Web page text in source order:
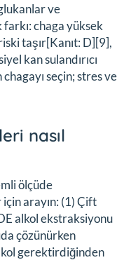
ve
chaga yüksek
taşır[Kanıt: D][9],
kan sulandırıcı
seçin; stres ve
nasıl
ölçüde
arayın: (1) Çift
alkol ekstraksiyonu
çözünürken
gerektirdiğinden